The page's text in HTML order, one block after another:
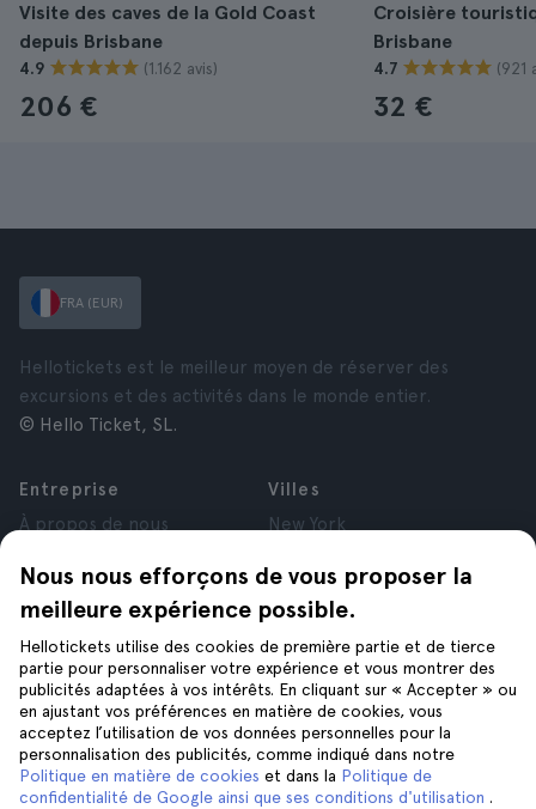
Visite des caves de la Gold Coast
depuis Brisbane
4.9 (1.162 avis)
206 €
Croisière
Brisbane
4.7 (921
32 €
Nous nous efforçons de vous proposer la
meilleure expérience possible.
Hellotickets utilise des cookies de première partie et de tierce
partie pour personnaliser votre expérience et vous montrer des
publicités adaptées à vos intérêts. En cliquant sur « Accepter » ou
en ajustant vos préférences en matière de cookies, vous
acceptez l’utilisation de vos données personnelles pour la
personnalisation des publicités, comme indiqué dans notre
Politique en matière de cookies et dans la Politique de
confidentialité de Google ainsi que ses conditions d'utilisation .
FRA (EUR)
Hellotickets est le meilleur moyen de réserver des
excursions et des activités dans le monde entier.
© Hello Ticket, SL.
Entreprise
À propos de nous
Affiliés
Avis
Confidentialité
Conditions générales
Mentions Légales
Cookies
Villes
New York
Paris
Londres
Grenade
Cracovie
Tenerife
Aide Suivez-nous sur